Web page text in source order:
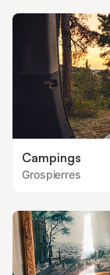
Campings
Grospierres